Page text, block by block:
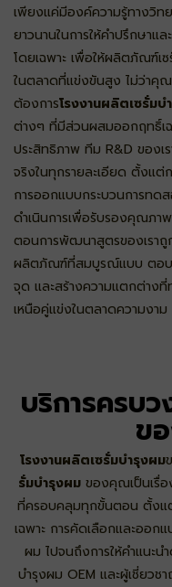
เพียงแค่มีองค์ความรู้ทางวิ
ยาวนานในการให้คำปรึกษา
โดยเฉพาะ เพื่อให้ผลิตภัณฑ์
ในตลาดที่แข่งขันสูง ไม่ว่าคุณ
ต้องการโรงงานผลิตเซรั่มบ
ต่างๆ ที่มีส่วนผสมออกฤทธิ์เ
ประสิทธิภาพ ทีม R&D ของ
จริงในทุกรายละเอียด ตั้งแ
การออกแบบกระบวนการทด
ดำเนินการเพื่อรับรองคุณภ
ตอนการพัฒนาสูตรของเรา
ผลิตภัณฑ์ที่สมบูรณ์แบบ ตอบ
จุด และสร้างความแตกต่าง
เหนือคู่แข่งในตลาดความงาม
บริการครบว
ข
โรงงานผลิตเซรั่มบำรุงผม
รั่มบำรุงผม ของคุณเป็นเรื่อ
ที่ครอบคลุมทุกขั้นตอน ตั้ง
เฉพาะ การคัดเลือกและออก
ผม ไปจนถึงการให้คำแนะน
บำรุงผม OEM และผู้เชี่ยว